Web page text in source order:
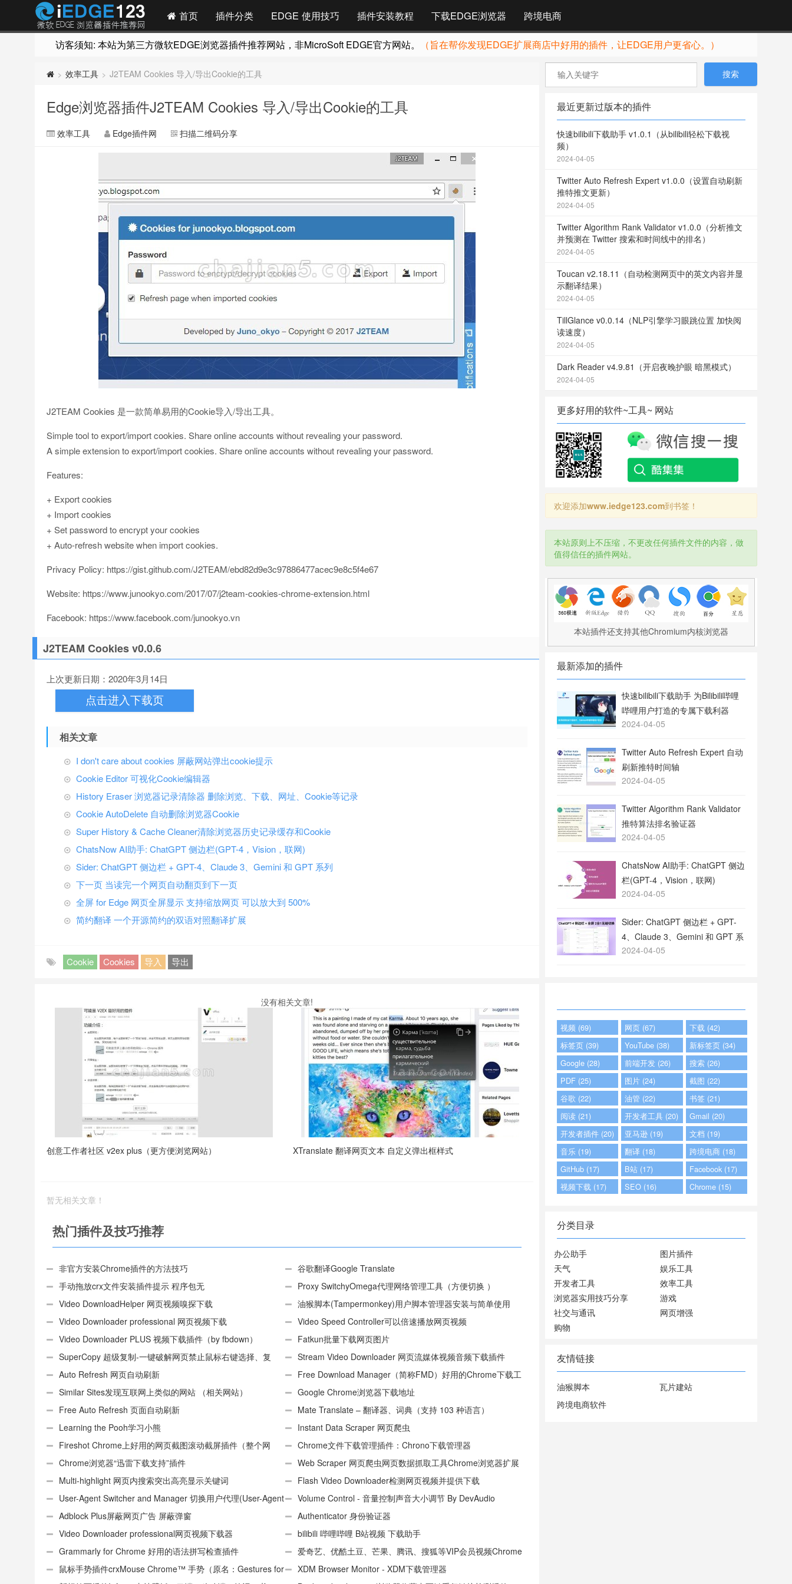
首页 插件分类 EDGE 使用技巧 插件安装教程 下载EDGE浏览器 跨境电商
访客须知: 本站为第三方微软EDGE浏览器插件推荐网站，非MicroSoft EDGE官方网站。 （旨在帮你发现EDGE扩展商店中好用的插件，让EDGE用户更省心。）
> 效率工具 > J2TEAM Cookies 导入/导出Cookie的工具
Edge浏览器插件J2TEAM Cookies 导入/导出Cookie的工具
效率工具 Edge插件网 扫描二维码分享
J2TEAM Cookies 是一款简单易用的Cookie导入/导出工具。
Simple tool to export/import cookies. Share online accounts without revealing your password.
A simple extension to export/import cookies. Share online accounts without revealing your password.
Features:
+ Export cookies
+ Import cookies
+ Set password to encrypt your cookies
+ Auto-refresh website when import cookies.
Privacy Policy: https://gist.github.com/J2TEAM/ebd82d9e3c97886477acec9e8c5f4e67
Website: https://www.junookyo.com/2017/07/j2team-cookies-chrome-extension.html
Facebook: https://www.facebook.com/junookyo.vn
J2TEAM Cookies v0.0.6
上次更新日期：2020年3月14日
点击进入下载页
相关文章
I don't care about cookies 屏蔽网站弹出cookie提示
Cookie Editor 可视化Cookie编辑器
History Eraser 浏览器记录清除器 删除浏览、下载、网址、Cookie等记录
Cookie AutoDelete 自动删除浏览器Cookie
Super History & Cache Cleaner清除浏览器历史记录缓存和Cookie
ChatsNow AI助手: ChatGPT 侧边栏(GPT-4，Vision，联网)
Sider: ChatGPT 侧边栏 + GPT-4、Claude 3、Gemini 和 GPT 系列
下一页 当读完一个网页自动翻页到下一页
全屏 for Edge 网页全屏显示 支持缩放网页 可以放大到 500%
简约翻译 一个开源简约的双语对照翻译扩展
Cookie Cookies 导入 导出
没有相关文章!
创意工作者社区 v2ex plus（更方便浏览网站） XTranslate 翻译网页文本 自定义弹出框样式
暂无相关文章！
热门插件及技巧推荐
非官方安装Chrome插件的方法技巧
谷歌翻译Google Translate
手动拖放crx文件安装插件提示 程序包无
效:“CEX_HEADER_INVALID”的解决办法
Proxy SwitchyOmega代理网络管理工具（方便切换 ）
Video DownloadHelper 网页视频嗅探下载
油猴脚本(Tampermonkey)用户脚本管理器安装与简单使用
（适用Android）
Video Downloader professional 网页视频下载
Video Speed Controller可以倍速播放网页视频
Video Downloader PLUS 视频下载插件（by fbdown）
Fatkun批量下载网页图片
SuperCopy 超级复制-一键破解网页禁止鼠标右键选择、复
制
Stream Video Downloader 网页流媒体视频音频下载插件
Auto Refresh 网页自动刷新
Free Download Manager（简称FMD）好用的Chrome下载工
具插件
Similar Sites发现互联网上类似的网站 （相关网站）
Google Chrome浏览器下载地址
Free Auto Refresh 页面自动刷新
Mate Translate – 翻译器、词典（支持 103 种语言）
Learning the Pooh学习小熊
Instant Data Scraper 网页爬虫
Fireshot Chrome上好用的网页截图滚动截屏插件（整个网
页）
Chrome文件下载管理插件：Chrono下载管理器
Chrome浏览器“迅雷下载支持”插件
Web Scraper 网页爬虫网页数据抓取工具Chrome浏览器扩展
插件
Multi-highlight 网页内搜索突出高亮显示关键词
Flash Video Downloader检测网页视频并提供下载
User-Agent Switcher and Manager 切换用户代理(User-Agent
或UA)
Volume Control - 音量控制声音大小调节 By DevAudio
Adblock Plus屏蔽网页广告 屏蔽弹窗
Authenticator 身份验证器
Video Downloader professional网页视频下载器
bilibili 哔哩哔哩 B站视频 下载助手
Grammarly for Chrome 好用的语法拼写检查插件
爱奇艺、优酷土豆、芒果、腾讯、搜狐等VIP会员视频Chrome
解析工具
鼠标手势插件crxMouse Chrome™ 手势（原名：Gestures for
XDM Browser Monitor - XDM下载管理器
最近更新过版本的插件
快速bilibili下载助手 v1.0.1（从bilibili轻松下载视
频）
2024-04-05
Twitter Auto Refresh Expert v1.0.0（设置自动刷新
推特推文更新）
2024-04-05
Twitter Algorithm Rank Validator v1.0.0（分析推文
并预测在 Twitter 搜索和时间线中的排名）
2024-04-05
Toucan v2.18.11（自动检测网页中的英文内容并显
示翻译结果）
2024-04-05
TillGlance v0.0.14（NLP引擎学习眼跳位置 加快阅
读速度）
2024-04-05
Dark Reader v4.9.81（开启夜晚护眼 暗黑模式）
2024-04-05
更多好用的软件~工具~ 网站
欢迎添加www.iedge123.com到书签！
本站原则上不压缩，不更改任何插件文件的内容，做
值得信任的插件网站。
本站插件还支持其他Chromium内核浏览器
最新添加的插件
快速bilibili下载助手 为Bilibili哔哩
哔哩用户打造的专属下载利器
2024-04-05
Twitter Auto Refresh Expert 自动
刷新推特时间轴
2024-04-05
Twitter Algorithm Rank Validator
推特算法排名验证器
2024-04-05
ChatsNow AI助手: ChatGPT 侧边
栏(GPT-4，Vision，联网)
2024-04-05
Sider: ChatGPT 侧边栏 + GPT-
4、Claude 3、Gemini 和 GPT 系
列
2024-04-05
视频 (69) 网页 (67)
下载 (42)
标签页 (39)
YouTube (38)
新标签页 (34)
Google (28)
前端开发 (26)
搜索 (26)
PDF (25)
图片 (24)
截图 (22)
谷歌 (22)
油管 (22)
书签 (21)
阅读 (21)
开发者工具 (20)
Gmail (20)
开发者插件 (20)
亚马逊 (19)
文档 (19)
音乐 (19)
翻译 (18)
跨境电商 (18)
GitHub (17)
B站 (17)
Facebook (17)
视频下载 (17)
SEO (16) Chrome (15)
分类目录
办公助手
图片插件
天气
娱乐工具
开发者工具
效率工具
浏览器实用技巧分享
游戏
社交与通讯
网页增强
购物
友情链接
油猴脚本
瓦片建站
跨境电商软件